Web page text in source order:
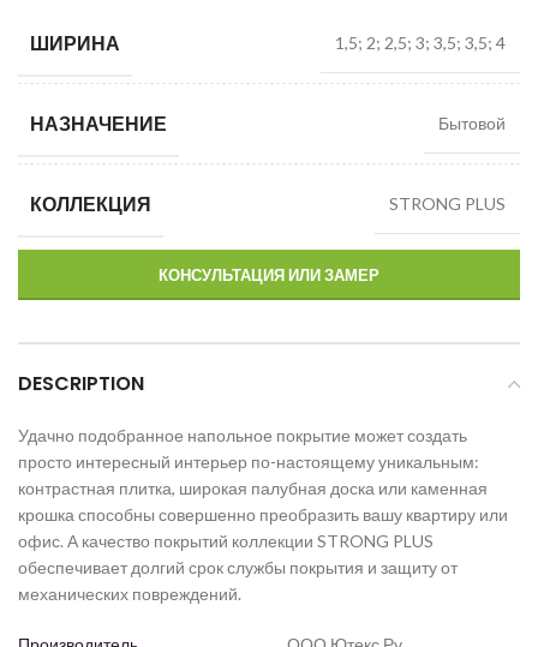
ШИРИНА 1,5; 2; 2,5; 3; 3,5; 3,5; 4
НАЗНАЧЕНИЕ Бытовой
КОЛЛЕКЦИЯ STRONG PLUS
КОНСУЛЬТАЦИЯ ИЛИ ЗАМЕР
DESCRIPTION
Удачно подобранное напольное покрытие может создать
просто интересный интерьер по-настоящему уникальным:
контрастная плитка, широкая палубная доска или каменная
крошка способны совершенно преобразить вашу квартиру или
офис. А качество покрытий коллекции STRONG PLUS
обеспечивает долгий срок службы покрытия и защиту от
механических повреждений.